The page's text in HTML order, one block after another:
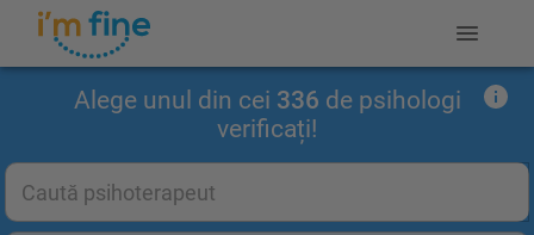
Alege unul din cei 336 de psihologi
verificați!